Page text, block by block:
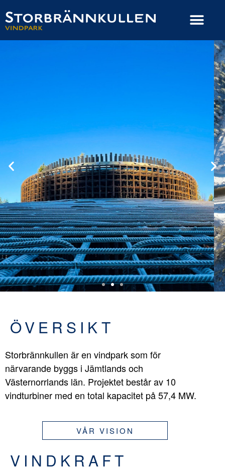
ÖVERSIKT
Storbrännkullen är en vindpark som för
närvarande byggs i Jämtlands och
Västernorrlands län. Projektet består av 10
vindturbiner med en total kapacitet på 57,4 MW.
VÅR VISION
VINDKRAFT